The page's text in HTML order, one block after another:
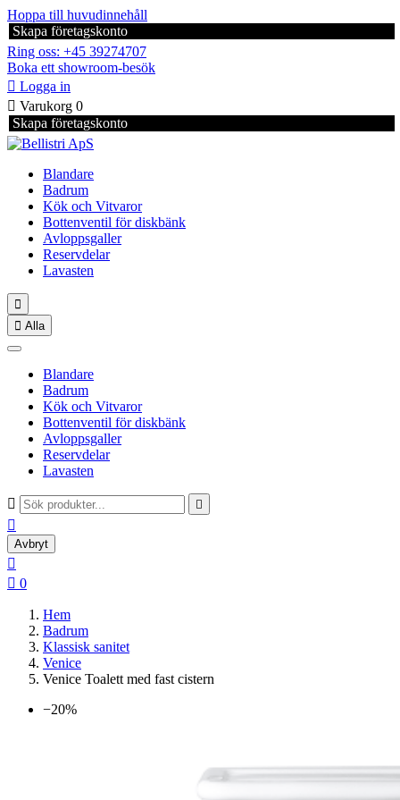
Hoppa till huvudinnehåll
Skapa företagskonto
Ring oss: +45 39274707
Boka ett showroom-besök
 Logga in
 Varukorg 0
Skapa företagskonto
Blandare
Badrum
Kök och Vitvaror
Bottenventil för diskbänk
Avloppsgaller
Reservdelar
Lavasten

 Alla
Blandare
Badrum
Kök och Vitvaror
Bottenventil för diskbänk
Avloppsgaller
Reservdelar
Lavasten
 

Avbryt

 0
Hem
Badrum
Klassisk sanitet
Venice
Venice Toalett med fast cistern
−20%